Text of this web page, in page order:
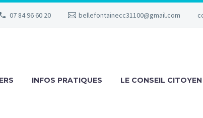
07 84 96 60 20 bellefontainecc31100@gmail.com
INFOS PRATIQUES LE CONSEIL CITOYEN